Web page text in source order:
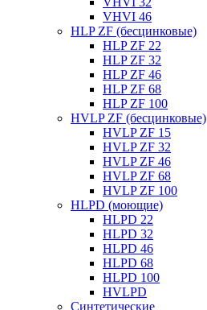
VHVI 46
HLP ZF (бесцинковые)
HLP ZF 22
HLP ZF 32
HLP ZF 46
HLP ZF 68
HLP ZF 100
HVLP ZF (бесцинковые)
HVLP ZF 15
HVLP ZF 32
HVLP ZF 46
HVLP ZF 68
HVLP ZF 100
HLPD (моющие)
HLPD 22
HLPD 32
HLPD 46
HLPD 68
HLPD 100
HVLPD
Синтетические